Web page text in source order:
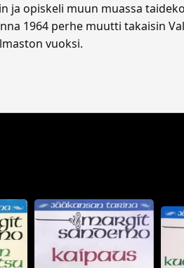
ja opiskeli muun muassa
1964 perhe muutti takaisin
vuoksi.